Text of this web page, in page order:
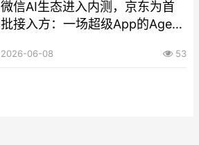
微信AI生态进入内测，京东为首
批接入方：一场超级App的Agent
2026-06-08 53